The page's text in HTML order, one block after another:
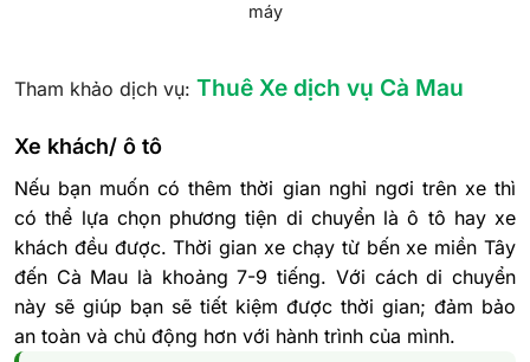
máy
Tham khảo dịch vụ: Thuê Xe dịch vụ Cà Mau
Xe khách/ ô tô
Nếu bạn muốn có thêm thời gian nghỉ ngơi trên xe thì
có thể lựa chọn phương tiện di chuyển là ô tô hay xe
khách đều được. Thời gian xe chạy từ bến xe miền Tây
đến Cà Mau là khoảng 7-9 tiếng. Với cách di chuyển
này sẽ giúp bạn sẽ tiết kiệm được thời gian; đảm bảo
an toàn và chủ động hơn với hành trình của mình.